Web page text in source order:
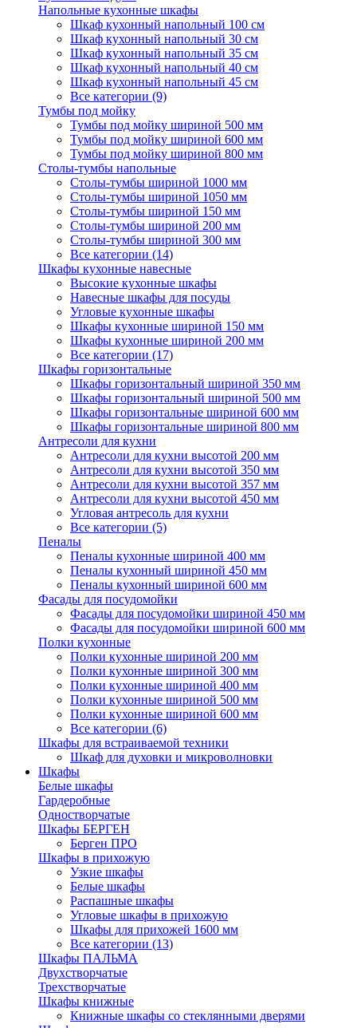
Напольные кухонные шкафы
Шкаф кухонный напольный 100 см
Шкаф кухонный напольный 30 см
Шкаф кухонный напольный 35 см
Шкаф кухонный напольный 40 см
Шкаф кухонный напольный 45 см
Все категории (9)
Тумбы под мойку
Тумбы под мойку шириной 500 мм
Тумбы под мойку шириной 600 мм
Тумбы под мойку шириной 800 мм
Столы-тумбы напольные
Столы-тумбы шириной 1000 мм
Столы-тумбы шириной 1050 мм
Столы-тумбы шириной 150 мм
Столы-тумбы шириной 200 мм
Столы-тумбы шириной 300 мм
Все категории (14)
Шкафы кухонные навесные
Высокие кухонные шкафы
Навесные шкафы для посуды
Угловые кухонные шкафы
Шкафы кухонные шириной 150 мм
Шкафы кухонные шириной 200 мм
Все категории (17)
Шкафы горизонтальные
Шкафы горизонтальный шириной 350 мм
Шкафы горизонтальный шириной 500 мм
Шкафы горизонтальные шириной 600 мм
Шкафы горизонтальные шириной 800 мм
Антресоли для кухни
Антресоли для кухни высотой 200 мм
Антресоли для кухни высотой 350 мм
Антресоли для кухни высотой 357 мм
Антресоли для кухни высотой 450 мм
Угловая антресоль для кухни
Все категории (5)
Пеналы
Пеналы кухонные шириной 400 мм
Пеналы кухонный шириной 450 мм
Пеналы кухонный шириной 600 мм
Фасады для посудомойки
Фасады для посудомойки шириной 450 мм
Фасады для посудомойки шириной 600 мм
Полки кухонные
Полки кухонные шириной 200 мм
Полки кухонные шириной 300 мм
Полки кухонные шириной 400 мм
Полки кухонные шириной 500 мм
Полки кухонные шириной 600 мм
Все категории (6)
Шкафы для встраиваемой техники
Шкаф для духовки и микроволновки
Шкафы
Белые шкафы
Гардеробные
Одностворчатые
Шкафы БЕРГЕН
Берген ПРО
Шкафы в прихожую
Узкие шкафы
Белые шкафы
Распашные шкафы
Угловые шкафы в прихожую
Шкафы для прихожей 1600 мм
Все категории (13)
Шкафы ПАЛЬМА
Двухстворчатые
Трехстворчатые
Шкафы книжные
Книжные шкафы со стеклянными дверями